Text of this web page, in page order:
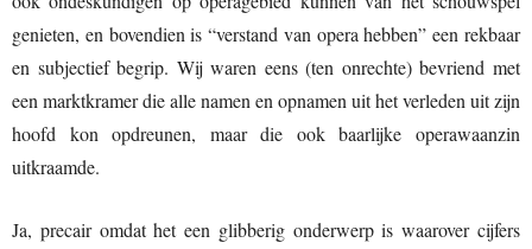
genieten, en bovendien is “verstand van opera hebben” een rekbaar
en subjectief begrip. Wij waren eens (ten onrechte) bevriend met
een marktkramer die alle namen en opnamen uit het verleden uit zijn
hoofd kon opdreunen, maar die ook baarlijke operawaanzin
uitkraamde.
Ja, precair omdat het een glibberig onderwerp is waarover cijfers